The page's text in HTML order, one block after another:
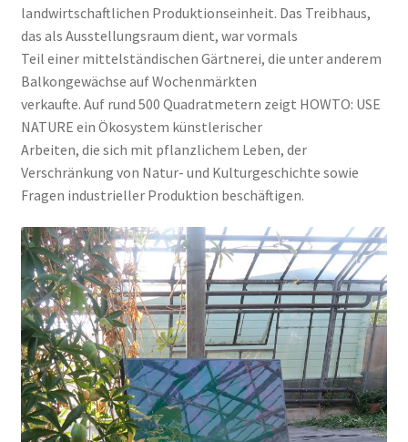
landwirtschaftlichen Produktionseinheit. Das Treibhaus,
das als Ausstellungsraum dient, war vormals
Teil einer mittelständischen Gärtnerei, die unter anderem
Balkongewächse auf Wochenmärkten
verkaufte. Auf rund 500 Quadratmetern zeigt HOWTO: USE
NATURE ein Ökosystem künstlerischer
Arbeiten, die sich mit pflanzlichem Leben, der
Verschränkung von Natur- und Kulturgeschichte sowie
Fragen industrieller Produktion beschäftigen.